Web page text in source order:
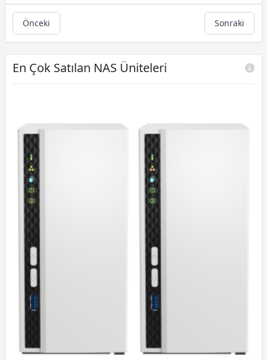
Önceki Sonraki
En Çok Satılan NAS Üniteleri